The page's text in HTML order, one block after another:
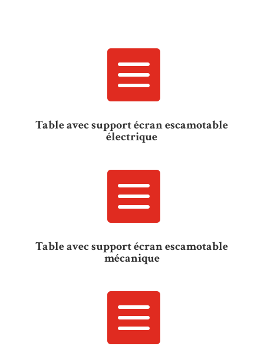

Table avec support écran escamotable
électrique

Table avec support écran escamotable
mécanique
